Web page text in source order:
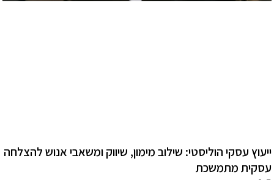
ייעוץ עסקי הוליסטי: שילוב מימון, שיווק ומשאבי אנוש להצלחה
עסקית מתמשכת